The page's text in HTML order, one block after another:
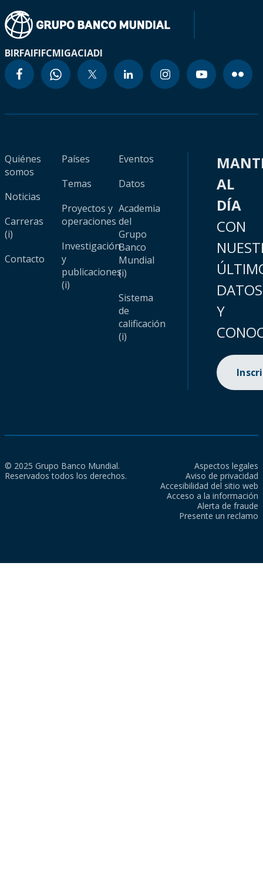
BIRFAIFIFCMIGACIADI
Quiénes
somos
Noticias
Carreras
(i)
Contacto
Países
Temas
Proyectos y
operaciones
Investigación
y
publicaciones
(i)
Eventos
Datos
Academia
del
Grupo
Banco
Mundial
(i)
Sistema
de
calificación
(i)
AL
DÍA
CON
DATOS
Y
© 2025 Grupo Banco Mundial.
Reservados todos los derechos.
Aspectos legales
Aviso de privacidad
Accesibilidad del sitio web
Acceso a la información
Alerta de fraude
Presente un reclamo